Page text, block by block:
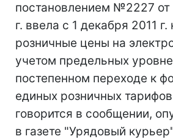
постановлением №2227 от
г. ввела с 1 декабря 2011
розничные цены на
учетом предельных
постепенном переходе к
единых розничных
говорится в сообщении,
в газете "Урядовый